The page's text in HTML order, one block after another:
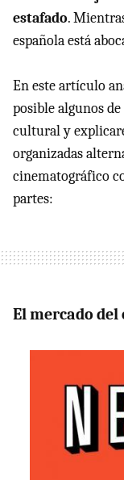
estafado.
española está
En este artículo
posible algunos
cultural y
organizadas
cinematográfico
partes:
El mercado del